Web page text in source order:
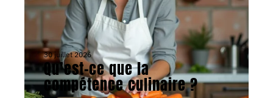
30 juillet 2026
Qu’est-ce que la
compétence culinaire ?